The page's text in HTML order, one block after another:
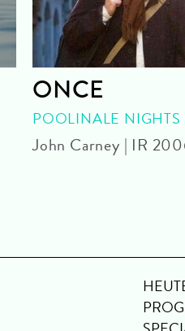
ONCE
POOLINALE NIGHTS
John Carney | IR